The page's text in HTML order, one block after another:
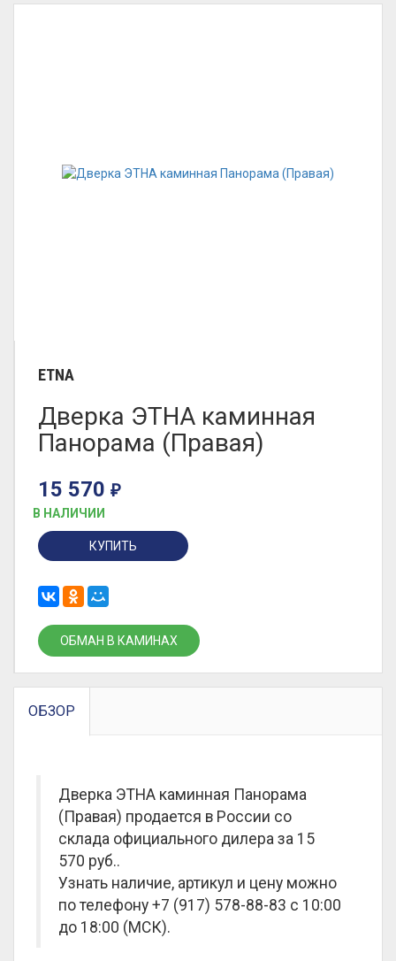
ETNA
Дверка ЭТНА каминная
Панорама (Правая)
15 570 ₽
В НАЛИЧИИ
КУПИТЬ
ОБМАН В КАМИНАХ
ОБЗОР
Дверка ЭТНА каминная Панорама
(Правая) продается в России со
склада официального дилера за 15
570 руб..
Узнать наличие, артикул и цену можно
по телефону +7 (917) 578-88-83 с 10:00
до 18:00 (МСК).